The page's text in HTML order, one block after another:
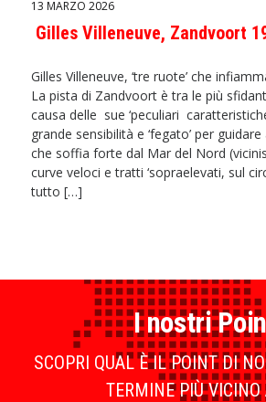
13 MARZO 2026
Gilles Villeneuve, Zandvoort
Gilles Villeneuve, ‘tre ruote’ che
La pista di Zandvoort è tra le più
causa delle sue ‘peculiari
grande sensibilità e ‘fegato’ per
che soffia forte dal Mar del Nord
curve veloci e tratti ‘sopraelevati, sul
tutto […]
I nostri
SCOPRI QUAL È IL POINT DI
TERMINE PIÙ VICINO